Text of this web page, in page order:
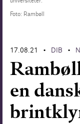
Forskning
Foto: Rambøll
17.08.21 • DIB •
en